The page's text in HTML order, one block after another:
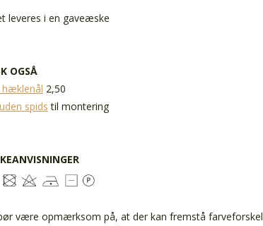
leveres i en gaveæske
OGSÅ
hæklenål 2,50
spids til montering
være opmærksom på, at der kan fremstå